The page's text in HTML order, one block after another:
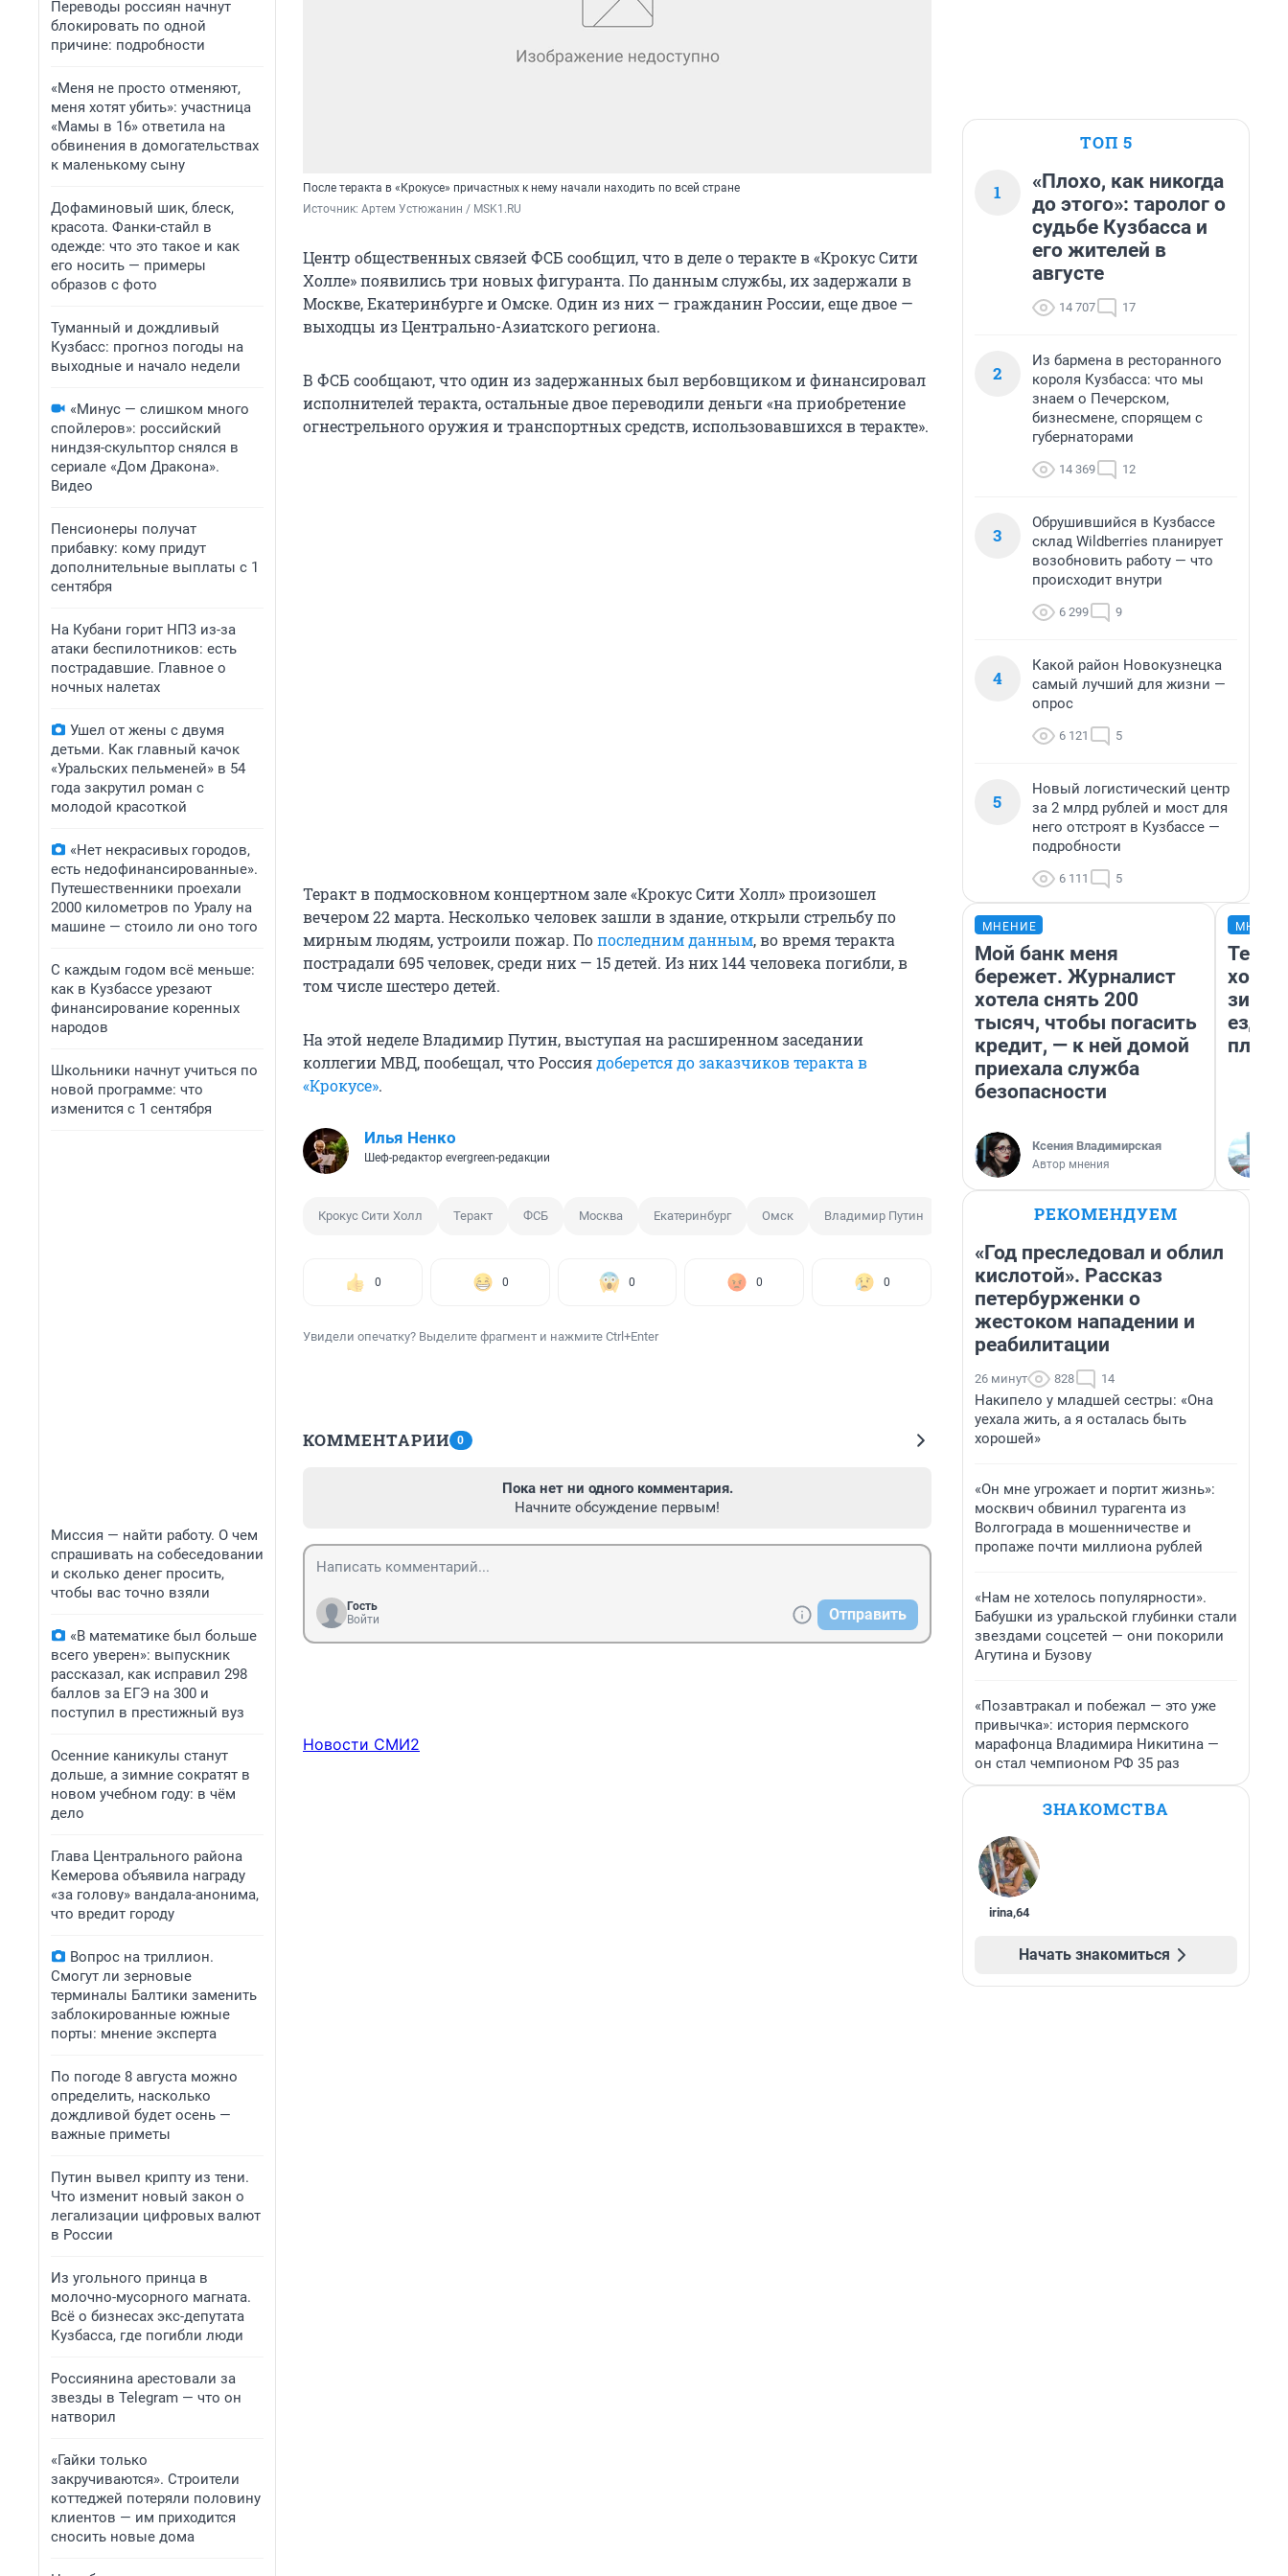
Переводы россиян начнут
блокировать по одной
причине: подробности
«Меня не просто отменяют,
меня хотят убить»: участница
«Мамы в 16» ответила на
обвинения в домогательствах
к маленькому сыну
Дофаминовый шик, блеск,
красота. Фанки-стайл в
одежде: что это такое и как
его носить — примеры
образов с фото
Туманный и дождливый
Кузбасс: прогноз погоды на
выходные и начало недели
«Минус — слишком много
спойлеров»: российский
ниндзя-скульптор снялся в
сериале «Дом Дракона».
Видео
Пенсионеры получат
прибавку: кому придут
дополнительные выплаты с 1
сентября
На Кубани горит НПЗ из-за
атаки беспилотников: есть
пострадавшие. Главное о
ночных налетах
Ушел от жены с двумя
детьми. Как главный качок
«Уральских пельменей» в 54
года закрутил роман с
молодой красоткой
«Нет некрасивых городов,
есть недофинансированные».
Путешественники проехали
2000 километров по Уралу на
машине — стоило ли оно того
С каждым годом всё меньше:
как в Кузбассе урезают
финансирование коренных
народов
Школьники начнут учиться по
новой программе: что
изменится с 1 сентября
Миссия — найти работу. О чем
спрашивать на собеседовании
и сколько денег просить,
чтобы вас точно взяли
«В математике был больше
всего уверен»: выпускник
рассказал, как исправил 298
баллов за ЕГЭ на 300 и
поступил в престижный вуз
Осенние каникулы станут
дольше, а зимние сократят в
новом учебном году: в чём
дело
Глава Центрального района
Кемерова объявила награду
«за голову» вандала-анонима,
что вредит городу
Вопрос на триллион.
Смогут ли зерновые
терминалы Балтики заменить
заблокированные южные
порты: мнение эксперта
По погоде 8 августа можно
определить, насколько
дождливой будет осень —
важные приметы
Путин вывел крипту из тени.
Что изменит новый закон о
легализации цифровых валют
в России
Из угольного принца в
молочно-мусорного магната.
Всё о бизнесах экс-депутата
Кузбасса, где погибли люди
Россиянина арестовали за
звезды в Telegram — что он
натворил
«Гайки только
закручиваются». Строители
коттеджей потеряли половину
клиентов — им приходится
сносить новые дома
После теракта в «Крокусе» причастных к нему начали находить по всей стране
Источник: Артем Устюжанин / MSK1.RU
Центр общественных связей ФСБ сообщил, что в деле о теракте в «Крокус Сити
Холле» появились три новых фигуранта. По данным службы, их задержали в
Москве, Екатеринбурге и Омске. Один из них — гражданин России, еще двое —
выходцы из Центрально-Азиатского региона.
В ФСБ сообщают, что один из задержанных был вербовщиком и финансировал
исполнителей теракта, остальные двое переводили деньги «на приобретение
огнестрельного оружия и транспортных средств, использовавшихся в теракте».
Теракт в подмосковном концертном зале «Крокус Сити Холл» произошел
вечером 22 марта. Несколько человек зашли в здание, открыли стрельбу по
мирным людям, устроили пожар. Попоследним данным, во время теракта
пострадали 695 человек, среди них — 15 детей. Из них 144 человека погибли, в
том числе шестеро детей.
На этой неделе Владимир Путин, выступая на расширенном заседании
коллегии МВД, пообещал, что Россиядоберется до заказчиков теракта в
«Крокусе».
Илья Ненко
Шеф-редактор evergreen-редакции
Крокус Сити Холл Теракт ФСБ Москва Екатеринбург Омск Владимир Путин Задержание подозреваемого
0 0 0 0 0
Увидели опечатку? Выделите фрагмент и нажмите Ctrl+Enter
КОММЕНТАРИИ 0
Пока нет ни одного комментария.
Начните обсуждение первым!
Гость
Войти
Отправить
Новости СМИ2
ТОП 5
1
«Плохо, как никогда
до этого»: таролог о
судьбе Кузбасса и
его жителей в
августе
14 707 17
2
Из бармена в ресторанного
короля Кузбасса: что мы
знаем о Печерском,
бизнесмене, спорящем с
губернаторами
14 369 12
3
Обрушившийся в Кузбассе
склад Wildberries планирует
возобновить работу — что
происходит внутри
6 299 9
4
Какой район Новокузнецка
самый лучший для жизни —
опрос
6 121 5
5
Новый логистический центр
за 2 млрд рублей и мост для
него отстроят в Кузбассе —
подробности
6 111 5
МНЕНИЕ
Мой банк меня
бережет. Журналист
хотела снять 200
тысяч, чтобы погасить
кредит, — к ней домой
приехала служба
безопасности
Ксения Владимирская
Автор мнения
ездит
РЕКОМЕНДУЕМ
«Год преследовал и облил
кислотой». Рассказ
петербурженки о
жестоком нападении и
реабилитации
26 минут 828 14
Накипело у младшей сестры: «Она
уехала жить, а я осталась быть
хорошей»
«Он мне угрожает и портит жизнь»:
москвич обвинил турагента из
Волгограда в мошенничестве и
пропаже почти миллиона рублей
«Нам не хотелось популярности».
Бабушки из уральской глубинки стали
звездами соцсетей — они покорили
Агутина и Бузову
«Позавтракал и побежал — это уже
привычка»: история пермского
марафонца Владимира Никитина —
он стал чемпионом РФ 35 раз
ЗНАКОМСТВА
irina,64
Начать знакомиться